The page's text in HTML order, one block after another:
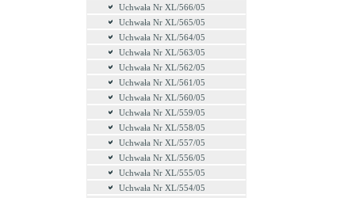
Uchwała Nr XL/566/05
Uchwała Nr XL/565/05
Uchwała Nr XL/564/05
Uchwała Nr XL/563/05
Uchwała Nr XL/562/05
Uchwała Nr XL/561/05
Uchwała Nr XL/560/05
Uchwała Nr XL/559/05
Uchwała Nr XL/558/05
Uchwała Nr XL/557/05
Uchwała Nr XL/556/05
Uchwała Nr XL/555/05
Uchwała Nr XL/554/05